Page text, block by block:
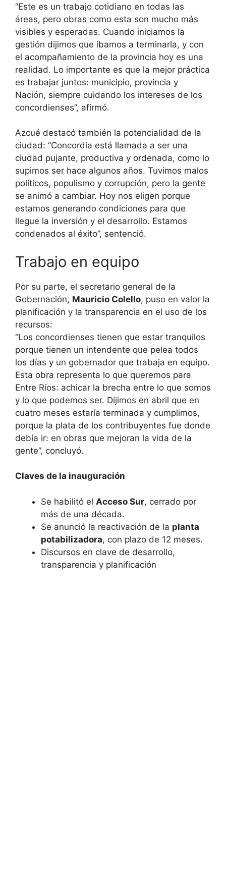
“Este es un trabajo cotidiano en todas las
áreas, pero obras como esta son mucho más
visibles y esperadas. Cuando iniciamos la
gestión dijimos que íbamos a terminarla, y con
el acompañamiento de la provincia hoy es una
realidad. Lo importante es que la mejor práctica
es trabajar juntos: municipio, provincia y
Nación, siempre cuidando los intereses de los
concordienses”, afirmó.
Azcué destacó también la potencialidad de la
ciudad: “Concordia está llamada a ser una
ciudad pujante, productiva y ordenada, como lo
supimos ser hace algunos años. Tuvimos malos
políticos, populismo y corrupción, pero la gente
se animó a cambiar. Hoy nos eligen porque
estamos generando condiciones para que
llegue la inversión y el desarrollo. Estamos
condenados al éxito”, sentenció.
Trabajo en equipo
Por su parte, el secretario general de la
Gobernación, Mauricio Colello, puso en valor la
planificación y la transparencia en el uso de los
recursos:
“Los concordienses tienen que estar tranquilos
porque tienen un intendente que pelea todos
los días y un gobernador que trabaja en equipo.
Esta obra representa lo que queremos para
Entre Ríos: achicar la brecha entre lo que somos
y lo que podemos ser. Dijimos en abril que en
cuatro meses estaría terminada y cumplimos,
porque la plata de los contribuyentes fue donde
debía ir: en obras que mejoran la vida de la
gente”, concluyó.
Claves de la inauguración
Se habilitó el Acceso Sur, cerrado por
más de una década.
Se anunció la reactivación de la planta
potabilizadora, con plazo de 12 meses.
Discursos en clave de desarrollo,
transparencia y planificación